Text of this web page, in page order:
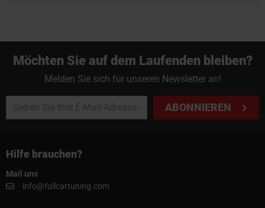
Möchten Sie auf dem Laufenden bleiben?
Melden Sie sich für unseren Newsletter an!
ABONNIEREN
Hilfe brauchen?
Mail uns
info@fullcartuning.com